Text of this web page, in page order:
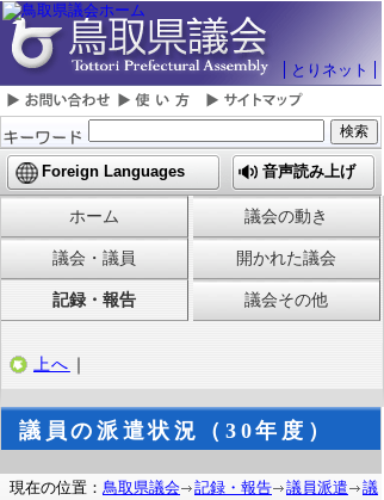
とりネット
Foreign Languages 音声読み上げ
ホーム 議会の動き
議会・議員 開かれた議会
記録・報告 議会その他
上へ ｜
議員の派遣状況（30年度）
現在の位置： 鳥取県議会 記録・報告 議員派遣
議